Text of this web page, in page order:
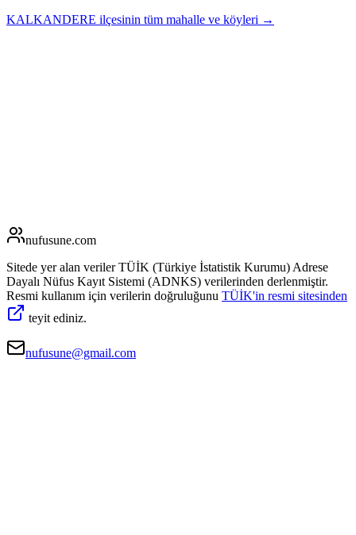
KALKANDERE ilçesinin tüm mahalle ve köyleri →
nufusune.com
Sitede yer alan veriler TÜİK (Türkiye İstatistik Kurumu) Adrese
Dayalı Nüfus Kayıt Sistemi (ADNKS) verilerinden derlenmiştir.
Resmi kullanım için verilerin doğruluğunu TÜİK'in resmi sitesinden
teyit ediniz.
nufusune@gmail.com